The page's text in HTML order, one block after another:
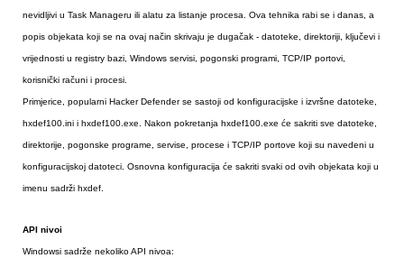
nevidljivi u Task Manageru ili alatu za listanje procesa. Ova tehnika rabi se i danas, a
popis objekata koji se na ovaj način skrivaju je dugačak - datoteke, direktoriji, ključevi i
vrijednosti u registry bazi, Windows servisi, pogonski programi, TCP/IP portovi,
korisnički računi i procesi.
Primjerice, popularni Hacker Defender se sastoji od konfiguracijske i izvršne datoteke,
hxdef100.ini i hxdef100.exe. Nakon pokretanja hxdef100.exe će sakriti sve datoteke,
direktorije, pogonske programe, servise, procese i TCP/IP portove koji su navedeni u
konfiguracijskoj datoteci. Osnovna konfiguracija će sakriti svaki od ovih objekata koji u
imenu sadrži hxdef.
API nivoi
Windowsi sadrže nekoliko API nivoa: